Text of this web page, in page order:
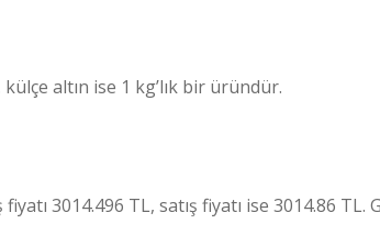
külçe altın ise 1 kg’lık bir üründür.
3014.496 TL, satış fiyatı ise 3014.86 TL.